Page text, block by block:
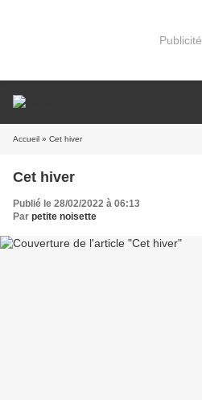
Publicité
Accueil » Cet hiver
Cet hiver
Publié le 28/02/2022 à 06:13
Par petite noisette